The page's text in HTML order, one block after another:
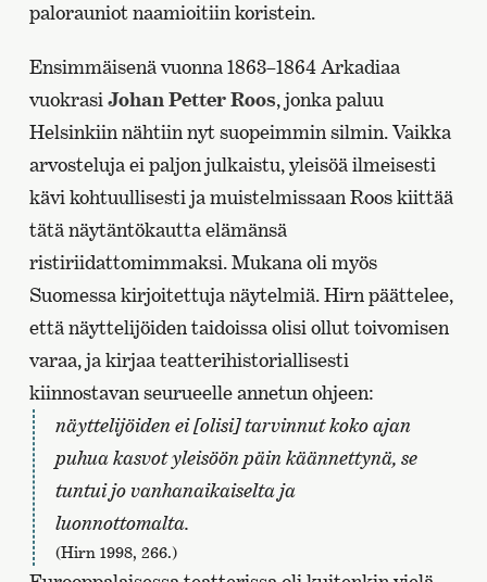
palorauniot naamioitiin koristein.
Ensimmäisenä vuonna 1863–1864 Arkadiaa
vuokrasi Johan Petter Roos, jonka paluu
Helsinkiin nähtiin nyt suopeimmin silmin. Vaikka
arvosteluja ei paljon julkaistu, yleisöä ilmeisesti
kävi kohtuullisesti ja muistelmissaan Roos kiittää
tätä näytäntökautta elämänsä
ristiriidattomimmaksi. Mukana oli myös
Suomessa kirjoitettuja näytelmiä. Hirn päättelee,
että näyttelijöiden taidoissa olisi ollut toivomisen
varaa, ja kirjaa teatterihistoriallisesti
kiinnostavan seurueelle annetun ohjeen:
näyttelijöiden ei [olisi] tarvinnut koko ajan
puhua kasvot yleisöön päin käännettynä, se
tuntui jo vanhanaikaiselta ja
luonnottomalta.
(Hirn 1998, 266.)